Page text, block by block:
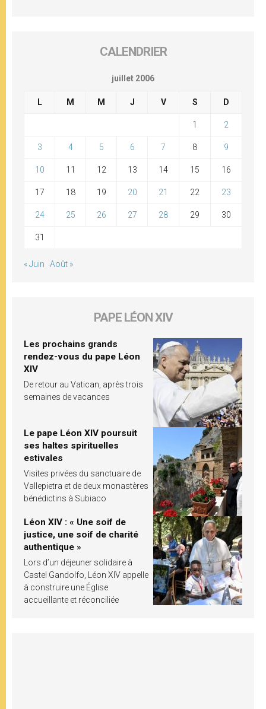
CALENDRIER
juillet 2006
L M M J V S D
1 2
3 4 5 6 7 8 9
10 11 12 13 14 15 16
17 18 19 20 21 22 23
24 25 26 27 28 29 30
31
« Juin Août »
PAPE LÉON XIV
Les prochains grands
rendez-vous du pape Léon
XIV
De retour au Vatican, après trois
semaines de vacances
Le pape Léon XIV poursuit
ses haltes spirituelles
estivales
Visites privées du sanctuaire de
Vallepietra et de deux monastères
bénédictins à Subiaco
Léon XIV : « Une soif de
justice, une soif de charité
authentique »
Lors d’un déjeuner solidaire à
Castel Gandolfo, Léon XIV appelle
à construire une Église
accueillante et réconciliée